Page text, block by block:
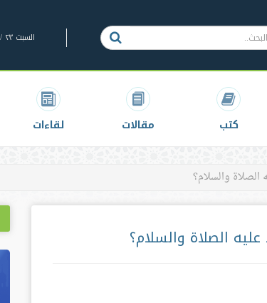
السبت ٢٣ / صفر / ١٤٤٨
كتب مقالات لقاءات
والسلام؟
الصلاة والسلام؟